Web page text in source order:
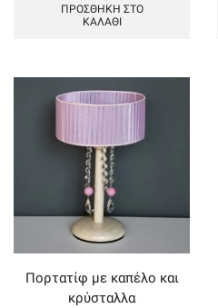
ΠΡΟΣΘΉΚΗ ΣΤΟ
ΚΑΛΆΘΙ
Πορτατίφ με καπέλο και
κρύσταλλα